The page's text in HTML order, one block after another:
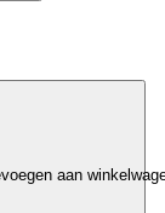
aan